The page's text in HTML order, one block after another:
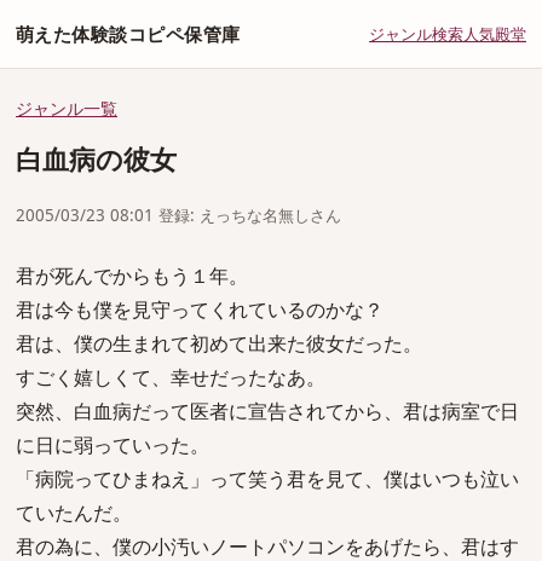
萌えた体験談コピペ保管庫 ジャンル検索人気殿堂
ジャンル一覧
白血病の彼女
2005/03/23 08:01 登録: えっちな名無しさん
君が死んでからもう１年。
君は今も僕を見守ってくれているのかな？
君は、僕の生まれて初めて出来た彼女だった。
すごく嬉しくて、幸せだったなあ。
突然、白血病だって医者に宣告されてから、君は病室で日
に日に弱っていった。
「病院ってひまねえ」って笑う君を見て、僕はいつも泣い
ていたんだ。
君の為に、僕の小汚いノートパソコンをあげたら、君はす